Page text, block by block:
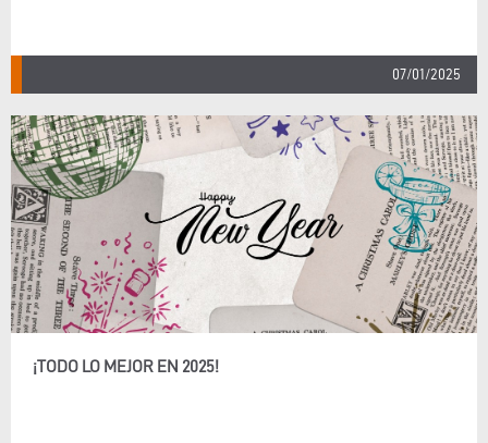
07/01/2025
¡TODO LO MEJOR EN 2025!